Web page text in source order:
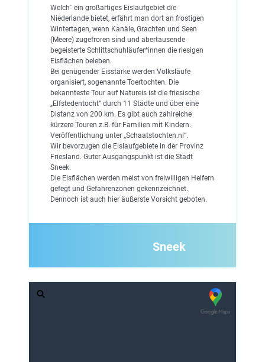
Welch` ein großartiges Eislaufgebiet die
Niederlande bietet, erfährt man dort an frostigen
Wintertagen, wenn Kanäle, Grachten und Seen
(Meere) zugefroren sind und abertausende
begeisterte Schlittschuhläufer*innen die riesigen
Eisflächen beleben.
Bei genügender Eisstärke werden Volksläufe
organisiert, sogenannte Toertochten. Die
bekannteste Tour auf Natureis ist die friesische
„Elfstedentocht“ durch 11 Städte und über eine
Distanz von 200 km. Es gibt auch zahlreiche
kürzere Touren z.B. für Familien mit Kindern.
Veröffentlichung unter „Schaatstochten.nl“.
Wir bevorzugen die Eislaufgebiete in der Provinz
Friesland. Guter Ausgangspunkt ist die Stadt
Sneek.
Die Eisflächen werden meist von freiwilligen Helfern
gefegt und Gefahrenzonen gekennzeichnet.
Dennoch ist auch hier äußerste Vorsicht geboten.
Sneek